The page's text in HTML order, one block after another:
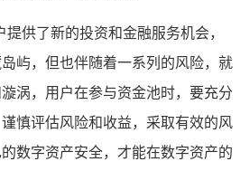
提供了新的投资和金融服务机会，
屿，但也伴随着一系列的风险，就
涡，用户在参与资金池时，要充分
慎评估风险和收益，采取有效的风
数字资产安全，才能在数字资产的